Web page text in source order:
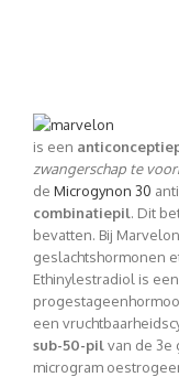
is een
zwangerschap te
de Microgynon 30
combinatiepil. Dit
bevatten. Bij
geslachtshormonen
Ethinylestradiol is
een
sub-50-pil van de 3e
microgram